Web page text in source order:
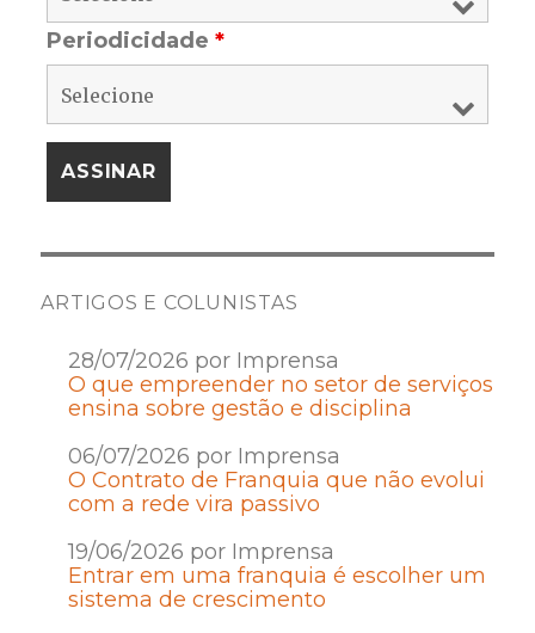
Periodicidade*
ARTIGOS E COLUNISTAS
28/07/2026 por Imprensa
O que empreender no setor de serviços
ensina sobre gestão e disciplina
06/07/2026 por Imprensa
O Contrato de Franquia que não evolui
com a rede vira passivo
19/06/2026 por Imprensa
Entrar em uma franquia é escolher um
sistema de crescimento